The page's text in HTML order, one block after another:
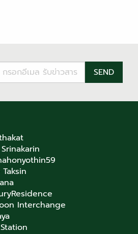
Interchange